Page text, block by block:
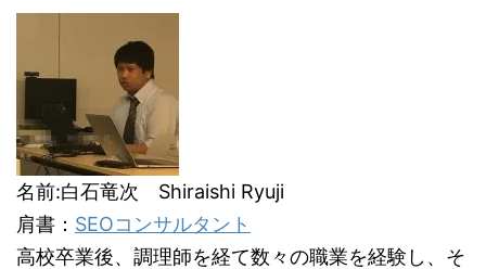
名前:白石竜次 Shiraishi Ryuji
肩書： SEOコンサルタント
高校卒業後、調理師を経て数々の職業を経験し、そ